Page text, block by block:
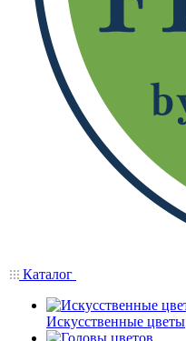
Каталог
Искусственные цветы